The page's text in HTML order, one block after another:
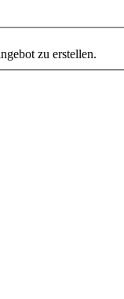
zu erstellen.